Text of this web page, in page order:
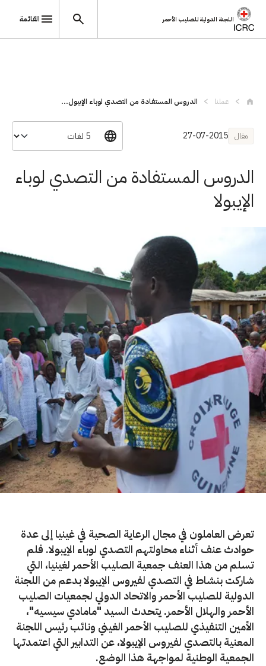
اللجنة الدولية للصليب الأحمر القائمة
عملنا الدروس المستفادة من التصدي لوباء الإيبول...
مقال 27-07-2015
الدروس المستفادة من التصدي لوباء
الإيبولا
تعرض العاملون في مجال الرعاية الصحية في غينيا إلى عدة
حوادث عنف أثناء محاولتهم التصدي لوباء الإيبولا. فلم
تسلم من هذا العنف جمعية الصليب الأحمر لغينيا، التي
شاركت بنشاط في التصدي لفيروس الإيبولا بدعم من اللجنة
الدولية للصليب الأحمر والاتحاد الدولي لجمعيات الصليب
الأحمر والهلال الأحمر. يتحدث السيد "مامادي سيسيه"،
الأمين التنفيذي للصليب الأحمر الغيني ونائب رئيس اللجنة
المعنية بالتصدي لفيروس الإيبولا، عن التدابير التي اعتمدتها
الجمعية الوطنية لمواجهة هذا الوضع.